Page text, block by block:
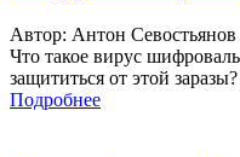
Автор: Антон Севостьянов
Что такое вирус
защититься от этой заразы?
Подробнее